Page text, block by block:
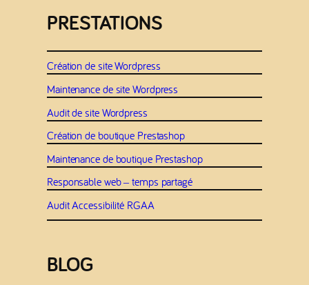
PRESTATIONS
Création de site Wordpress
Maintenance de site Wordpress
Audit de site Wordpress
Création de boutique Prestashop
Maintenance de boutique Prestashop
Responsable web – temps partagé
Audit Accessibilité RGAA
BLOG